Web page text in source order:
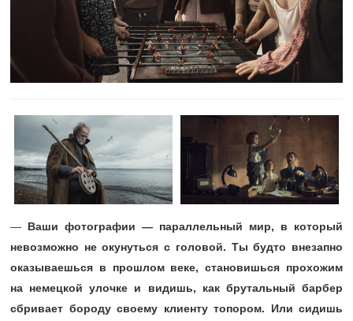
— Ваши фотографии — параллельный мир, в который
невозможно не окунуться с головой. Ты будто внезапно
оказываешься в прошлом веке, становишься прохожим
на немецкой улочке и видишь, как брутальный барбер
сбривает бороду своему клиенту топором. Или сидишь